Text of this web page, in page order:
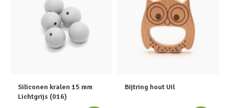
Siliconen kralen 15 mm
Lichtgrijs (016)
Bijtring hout Uil